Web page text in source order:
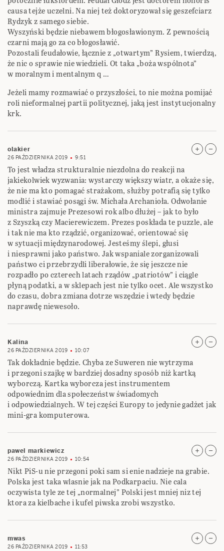
causa tejże uczelni. Na niej też doktoryzował się geszefciarz
Rydzyk z samego siebie.
Wyszyński będzie niebawem błogosławionym. Z pewnością
czarni mają go za co błogosławić.
Pozostali feudałowie, łącznie z „otwartym” Rysiem, twierdzą,
że nic o sprawie nie wiedzieli. Ot taka „boża wspólnota”
w moralnym i mentalnym q …
Jeżeli mamy rozmawiać o przyszłości, to nie można pomijać
roli nieformalnej partii politycznej, jaką jest instytucjonalny
krk.
olakier
26 PAŹDZIERNIKA 2019 9:51
To jest władza strukturalnie niezdolna do reakcji na
jakiekolwiek wyzwania: wystarczy większy wiatr, a okaże się,
że nie ma kto pomagać strażakom, służby potrafią się tylko
modlić i stawiać posągi św. Michała Archanioła. Odwołanie
ministra zajmuje Prezesowi rok albo dłużej – jak to było
z Szyszką czy Macierewiczem. Prezes poskłada te puzzle, ale
i tak nie ma kto rządzić, organizować, orientować się
w sytuacji międzynarodowej. Jesteśmy ślepi, głusi
i niesprawni jako państwo. Jak wspaniale zorganizowali
państwo ci przebrzydli liberałowie, że się jeszcze nie
rozpadło po czterech latach rządów „patriotów” i ciągle
płyną podatki, a w sklepach jest nie tylko ocet. Ale wszystko
do czasu, dobra zmiana dotrze wszędzie i wtedy będzie
naprawdę niewesoło.
Kalina
26 PAŹDZIERNIKA 2019 10:07
Tak dokładnie będzie. Chyba ze Suweren nie wytrzyma
i przegoni szajkę w bardziej dosadny sposób niż kartką
wyborczą. Kartka wyborcza jest instrumentem
odpowiednim dla społeczeństw świadomych
i odpowiedzialnych. W tej części Europy to jedynie gadżet jak
mini-gra komputerowa.
pawel markiewicz
26 PAŹDZIERNIKA 2019 10:54
Nikt PiS-u nie przegoni poki sam si enie nadzieje na grabie.
Polska jest taka wlasnie jak na Podkarpaciu. Nie cala
oczywista tyle ze tej „normalnej” Polski jest mniej niz tej
ktora za kielbache i kufel piwska zrobi wszystko.
mwas
26 PAŹDZIERNIKA 2019 11:53